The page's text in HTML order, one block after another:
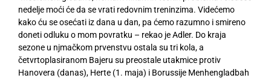
nedelje moći će da se vrati redovnim treninzima. Videćemo
kako ću se osećati iz dana u dan, pa ćemo razumno i smireno
doneti odluku o mom povratku – rekao je Adler. Do kraja
sezone u njmačkom prvenstvu ostala su tri kola, a
četvrtoplasiranom Bajeru su preostale utakmice protiv
Hanovera (danas), Herte (1. maja) i Borussije Menhengladbah